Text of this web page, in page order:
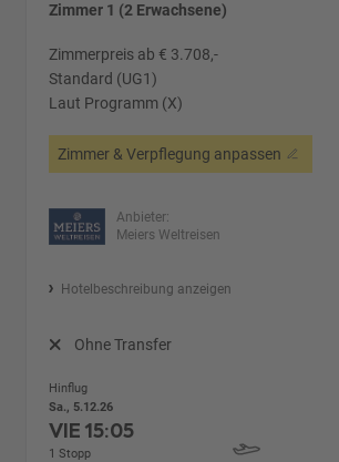
Zimmer 1 (2 Erwachsene)
Zimmerpreis ab € 3.708,-
Standard (UG1)
Laut Programm (X)
Zimmer & Verpflegung anpassen
Anbieter:
Meiers Weltreisen
Hotelbeschreibung anzeigen
Ohne Transfer
Hinflug
Sa., 5.12.26
VIE15:05
1 Stopp